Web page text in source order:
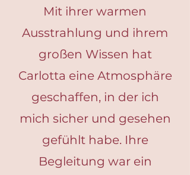
Mit ihrer warmen
Ausstrahlung und ihrem
großen Wissen hat
Carlotta eine Atmosphäre
geschaffen, in der ich
mich sicher und gesehen
gefühlt habe. Ihre
Begleitung war ein